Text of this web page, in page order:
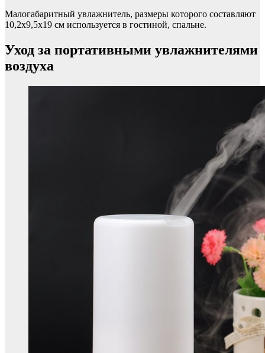
Малогабаритный увлажнитель, размеры которого составляют
10,2х9,5х19 см используется в гостиной, спальне.
Уход за портативными увлажнителями
воздуха